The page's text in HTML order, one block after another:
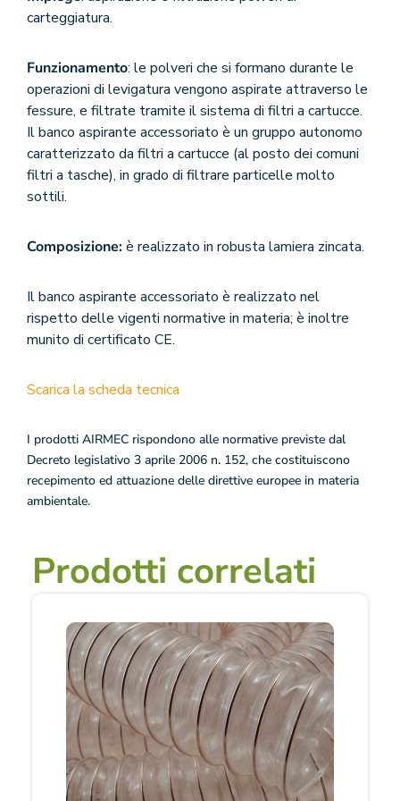
carteggiatura.
Funzionamento: le polveri che si formano durante le
operazioni di levigatura vengono aspirate attraverso le
fessure, e filtrate tramite il sistema di filtri a cartucce.
Il banco aspirante accessoriato è un gruppo autonomo
caratterizzato da filtri a cartucce (al posto dei comuni
filtri a tasche), in grado di filtrare particelle molto
sottili.
Composizione:è realizzato in robusta lamiera zincata.
Il banco aspirante accessoriato è realizzato nel
rispetto delle vigenti normative in materia; è inoltre
munito di certificato CE.
Scarica la scheda tecnica
I prodotti AIRMEC rispondono alle normative previste dal
Decreto legislativo 3 aprile 2006 n. 152, che costituiscono
recepimento ed attuazione delle direttive europee in materia
ambientale.
Prodotti correlati
di
prezzo:
da
5,70 €
25,80 €
prodotto
ha
più
varianti.
Le
opzioni
possono
essere
scelte